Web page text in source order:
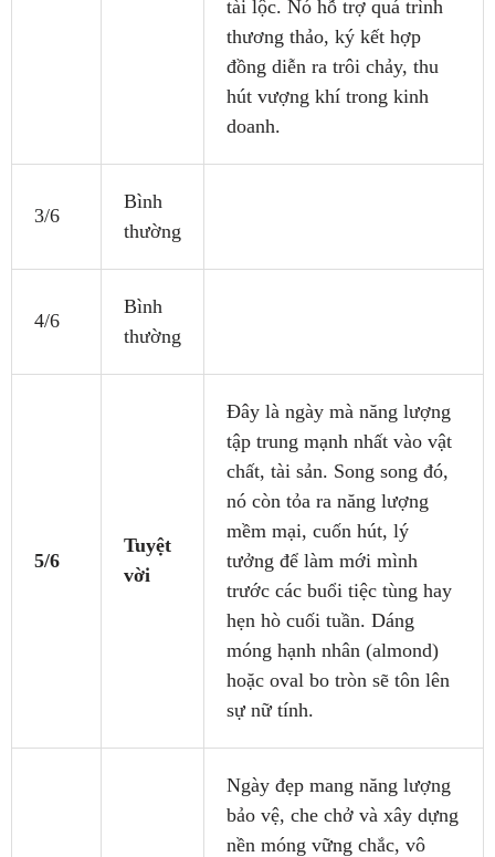
tài lộc. Nó hỗ trợ quá trình
thương thảo, ký kết hợp
đồng diễn ra trôi chảy, thu
hút vượng khí trong kinh
doanh.
3/6
Bình
thường
4/6
Bình
thường
5/6
Tuyệt
vời
Đây là ngày mà năng lượng
tập trung mạnh nhất vào vật
chất, tài sản. Song song đó,
nó còn tỏa ra năng lượng
mềm mại, cuốn hút, lý
tưởng để làm mới mình
trước các buổi tiệc tùng hay
hẹn hò cuối tuần. Dáng
móng hạnh nhân (almond)
hoặc oval bo tròn sẽ tôn lên
sự nữ tính.
Ngày đẹp mang năng lượng
bảo vệ, che chở và xây dựng
nền móng vững chắc, vô